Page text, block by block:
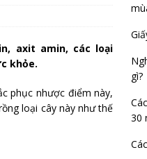
axit amin, các loại
khỏe.
phục nhược điểm này,
loại cây này như thế
gì?
30